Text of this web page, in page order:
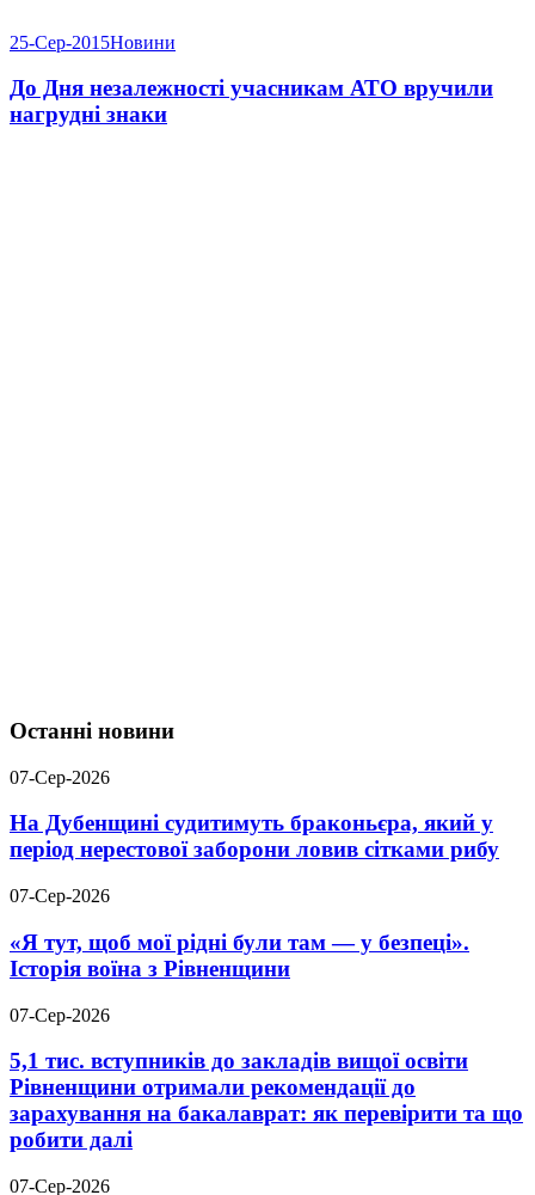
25-Сер-2015Новини
До Дня незалежності учасникам АТО вручили
нагрудні знаки
Останні новини
07-Сер-2026
На Дубенщині судитимуть браконьєра, який у
період нерестової заборони ловив сітками рибу
07-Сер-2026
«Я тут, щоб мої рідні були там — у безпеці».
Історія воїна з Рівненщини
07-Сер-2026
5,1 тис. вступників до закладів вищої освіти
Рівненщини отримали рекомендації до
зарахування на бакалаврат: як перевірити та що
робити далі
07-Сер-2026